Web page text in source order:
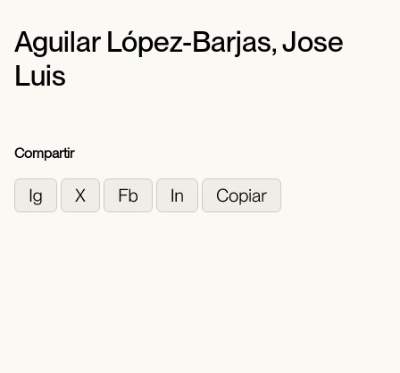
Aguilar López-Barjas, Jose
Luis
Compartir